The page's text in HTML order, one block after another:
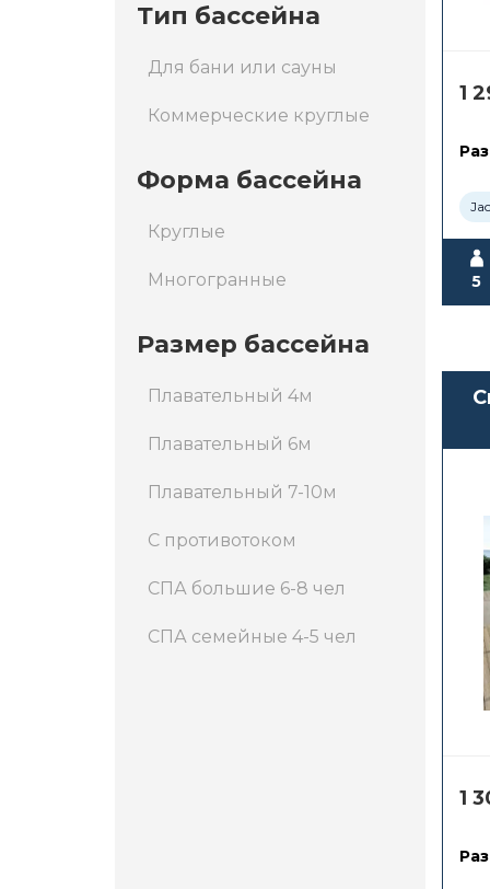
Тип бассейна
Для бани или сауны
Коммерческие круглые
Форма бассейна
Круглые
Многогранные
Размер бассейна
Плавательный 4м
Плавательный 6м
Плавательный 7-10м
С противотоком
СПА большие 6-8 чел
СПА семейные 4-5 чел
1
5
1